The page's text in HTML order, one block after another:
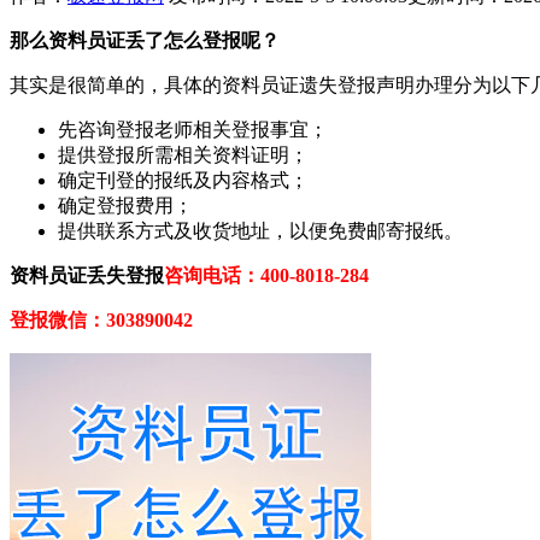
那么资料员证丢了怎么登报呢？
其实是很简单的，具体的资料员证遗失登报声明办理分为以下
先咨询登报老师相关登报事宜；
提供登报所需相关资料证明；
确定刊登的报纸及内容格式；
确定登报费用；
提供联系方式及收货地址，以便免费邮寄报纸。
资料员证丢失登报咨询电话：400-8018-284
登报微信： 303890042